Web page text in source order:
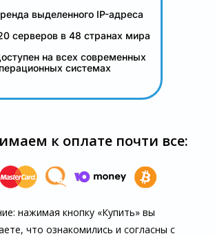
выделенного IP-адреса
серверов в 48 странах мира
на всех современных
системах
к оплате почти все:
нажимая кнопку «Купить» вы
что озна­комились и согласны с